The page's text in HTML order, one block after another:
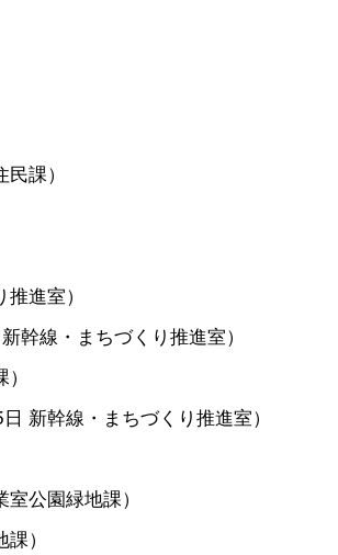
民課）
推進室）
新幹線・まちづくり推進室）
）
新幹線・まちづくり推進室）
室公園緑地課）
課）